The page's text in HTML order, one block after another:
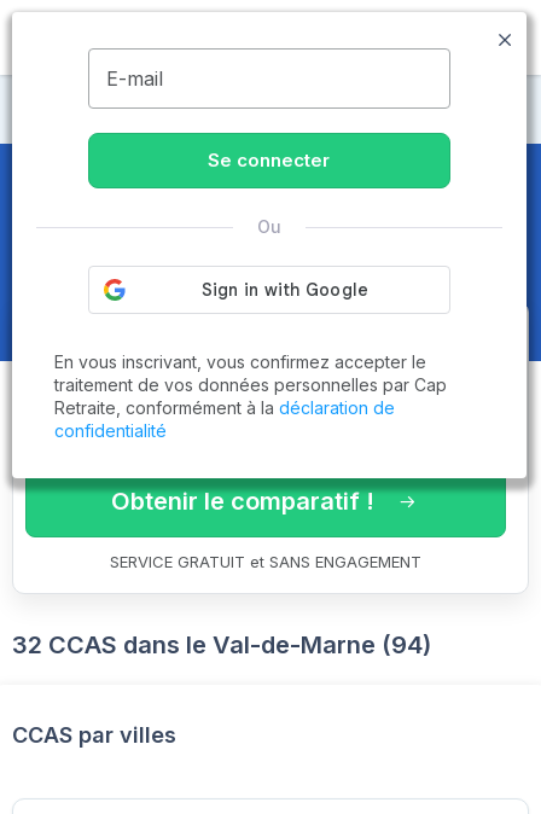
MENU
CCAS
CCASdans le Val-de-Marne (94)
Obtenez le
comparatif des
établissementsadaptés à vos
critères en 3 minutes !
Obtenir le comparatif !
SERVICE GRATUIT et SANS ENGAGEMENT
32 CCAS dans le Val-de-Marne (94)
CCAS par villes
E-mail
Se connecter
Ou
En vous inscrivant, vous confirmez accepter le
traitement de vos données personnelles par Cap
Retraite, conformément à la déclaration de
confidentialité